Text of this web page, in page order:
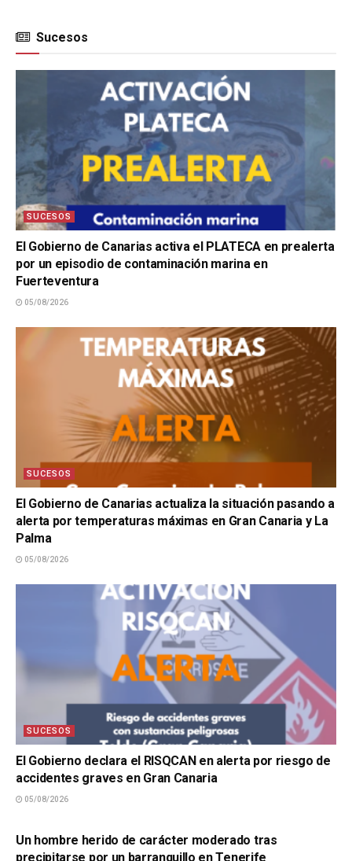
Sucesos
SUCESOS
El Gobierno de Canarias activa el PLATECA en prealerta
por un episodio de contaminación marina en
Fuerteventura
05/08/2026
SUCESOS
El Gobierno de Canarias actualiza la situación pasando a
alerta por temperaturas máximas en Gran Canaria y La
Palma
05/08/2026
SUCESOS
El Gobierno declara el RISQCAN en alerta por riesgo de
accidentes graves en Gran Canaria
05/08/2026
Un hombre herido de carácter moderado tras
precipitarse por un barranquillo en Tenerife